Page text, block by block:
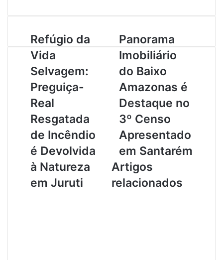
R
e
f
ú
g
o
d
a
i
d
a
S
e
Refúgio da
Vida
Selvagem:
Preguiça-
Real
Resgatada
de Incêndio
é Devolvida
à Natureza
em Juruti
P
a
o
a
m
a
I
m
o
b
l
i
Panorama
Imobiliário
do Baixo
Amazonas é
Destaque no
3º Censo
Apresentado
em Santarém
Artigos
relacionados